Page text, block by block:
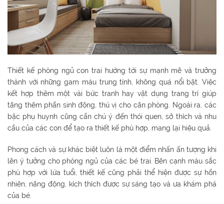
Thiết kế phòng ngủ con trai hướng tới sự mạnh mẽ và trưởng
thành với những gam màu trung tính, không quá nổi bật. Việc
kết hợp thêm một vài bức tranh hay vật dụng trang trí giúp
tăng thêm phần sinh động, thú vị cho căn phòng. Ngoài ra, các
bậc phụ huynh cũng cần chú ý đến thói quen, sở thích và nhu
cầu của các con để tạo ra thiết kế phù hợp, mang lại hiệu quả.
Phong cách và sự khác biệt luôn là một điểm nhấn ấn tượng khi
lên ý tưởng cho phòng ngủ của các bé trai. Bên cạnh màu sắc
phù hợp với lứa tuổi, thiết kế cũng phải thể hiện được sự hồn
nhiên, năng động, kích thích được sự sáng tạo và ưa khám phá
của bé.